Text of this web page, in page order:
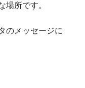
場所です。
のメッセージに